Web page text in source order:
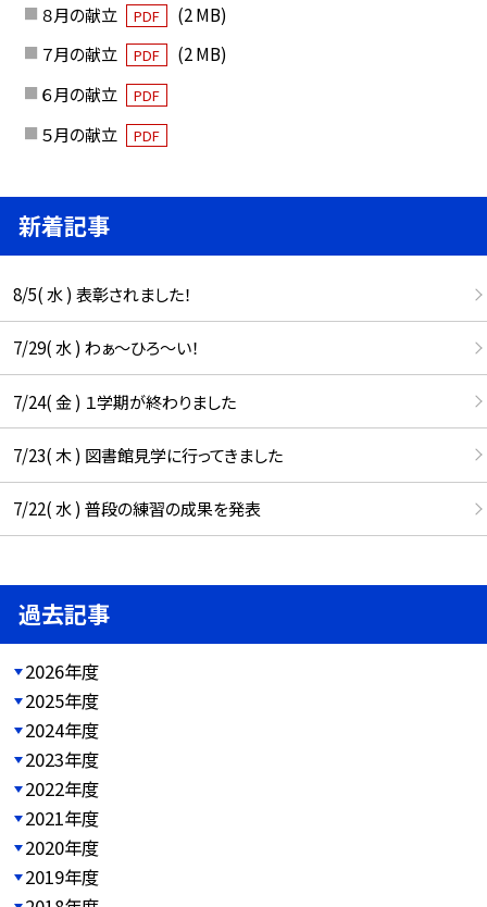
８月の献立 PDF
(2 MB)
７月の献立
PDF
(2 MB)
６月の献立
PDF
５月の献立 PDF
新着記事
8/5( 水 ) 表彰されました！
7/29( 水 ) わぁ～ひろ～い！
7/24( 金 ) １学期が終わりました
7/23( 木 ) 図書館見学に行ってきました
7/22( 水 ) 普段の練習の成果を発表
過去記事
2026年度
2025年度
2024年度
2023年度
2022年度
2021年度
2020年度
2019年度